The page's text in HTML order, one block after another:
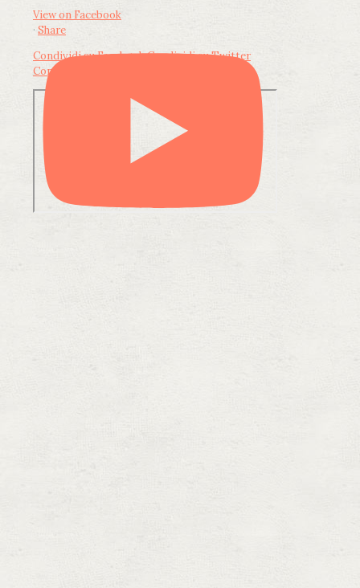
View on Facebook
· Share
Condividi su FacebookCondividi su Twitter
Condividi su LinkedIn